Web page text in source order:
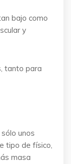
bajo como
y
tanto para
unos
tipo de físico,
masa